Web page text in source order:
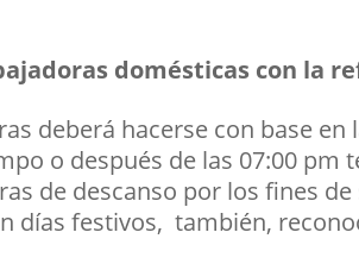
domésticas con la
deberá hacerse con base
o después de las 07:00 pm
de descanso por los fines
días festivos, también,